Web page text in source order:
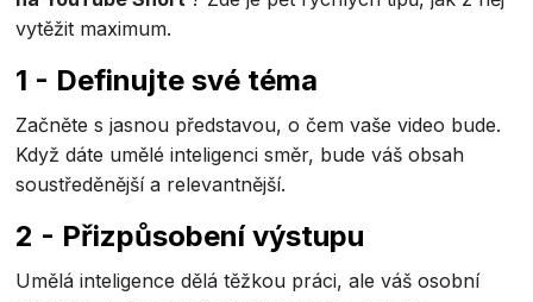
vytěžit maximum.
1 - Definujte své téma
Začněte s jasnou představou, o čem vaše video bude.
Když dáte umělé inteligenci směr, bude váš obsah
soustředěnější a relevantnější.
2 - Přizpůsobení výstupu
Umělá inteligence dělá těžkou práci, ale váš osobní